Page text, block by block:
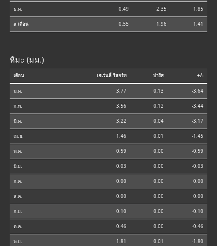
ธ.ค. 0.49 2.35 1.85
⌀ เดือน 0.55 1.96 1.41
หิมะ (มม.)
เดือน เฮเว่นลี่ รีสอร์ท ปารีส +/-
ม.ค. 3.77 0.13 -3.64
ก.พ. 3.56 0.12 -3.44
มี.ค. 3.22 0.04 -3.17
เม.ย. 1.46 0.01 -1.45
พ.ค. 0.59 0.00 -0.59
มิ.ย. 0.03 0.00 -0.03
ก.ค. 0.00 0.00 0.00
ส.ค. 0.00 0.00 0.00
ก.ย. 0.10 0.00 -0.10
ต.ค. 0.46 0.00 -0.46
พ.ย. 1.81 0.01 -1.80